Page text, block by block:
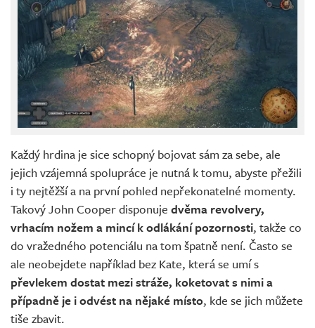
Každý hrdina je sice schopný bojovat sám za sebe, ale
jejich vzájemná spolupráce je nutná k tomu, abyste přežili
i ty nejtěžší a na první pohled nepřekonatelné momenty.
Takový John Cooper disponuje dvěma revolvery,
vrhacím nožem a mincí k odlákání pozornosti, takže co
do vražedného potenciálu na tom špatně není. Často se
ale neobejdete například bez Kate, která se umí s
převlekem dostat mezi stráže, koketovat s nimi a
případně je i odvést na nějaké místo, kde se jich můžete
tiše zbavit.